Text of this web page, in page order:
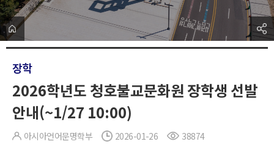
장학
2026학년도 청호불교문화원 장학생 선발
안내(~1/27 10:00)
아시아언어문명학부 2026-01-26 38874